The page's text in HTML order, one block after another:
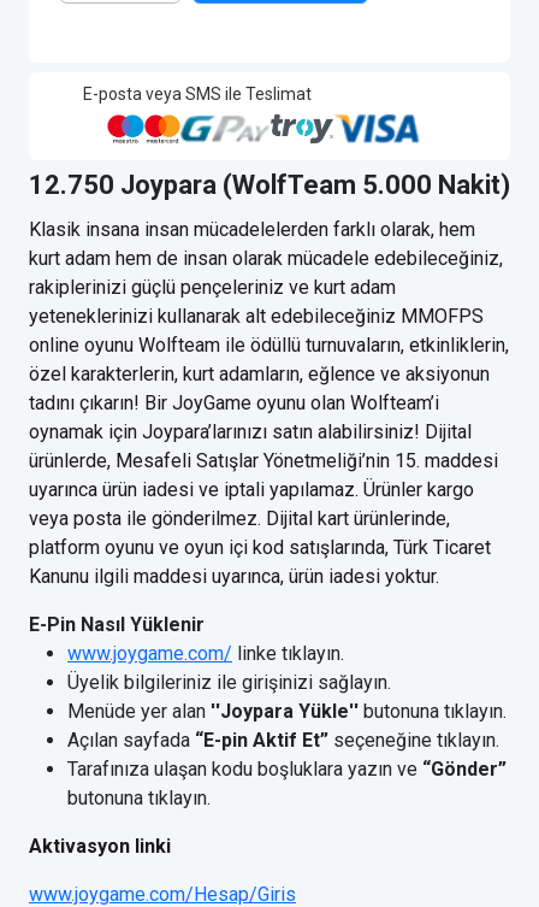
E-posta veya SMS ile Teslimat
12.750 Joypara (WolfTeam 5.000 Nakit)
Klasik insana insan mücadelelerden farklı olarak, hem
kurt adam hem de insan olarak mücadele edebileceğiniz,
rakiplerinizi güçlü pençeleriniz ve kurt adam
yeteneklerinizi kullanarak alt edebileceğiniz MMOFPS
online oyunu Wolfteam ile ödüllü turnuvaların, etkinliklerin,
özel karakterlerin, kurt adamların, eğlence ve aksiyonun
tadını çıkarın! Bir JoyGame oyunu olan Wolfteam’i
oynamak için Joypara’larınızı satın alabilirsiniz! Dijital
ürünlerde, Mesafeli Satışlar Yönetmeliği’nin 15. maddesi
uyarınca ürün iadesi ve iptali yapılamaz. Ürünler kargo
veya posta ile gönderilmez. Dijital kart ürünlerinde,
platform oyunu ve oyun içi kod satışlarında, Türk Ticaret
Kanunu ilgili maddesi uyarınca, ürün iadesi yoktur.
E-Pin Nasıl Yüklenir
www.joygame.com/ linke tıklayın.
Üyelik bilgileriniz ile girişinizi sağlayın.
Menüde yer alan ''Joypara Yükle'' butonuna tıklayın.
Açılan sayfada “E-pin Aktif Et” seçeneğine tıklayın.
Tarafınıza ulaşan kodu boşluklara yazın ve “Gönder”
butonuna tıklayın.
Aktivasyon linki
www.joygame.com/Hesap/Giris